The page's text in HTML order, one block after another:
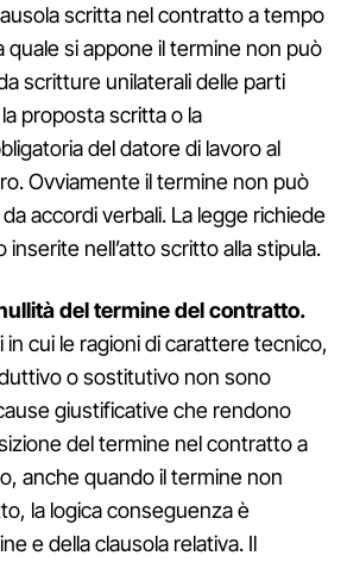
scritta nel contratto a tempo
quale si appone il termine non può
scritture unilaterali delle parti
proposta scritta o la
del datore di lavoro al
Ovviamente il termine non può
accordi verbali. La legge richiede
inserite nell’atto scritto alla stipula.
del termine del contratto.
in cui le ragioni di carattere tecnico,
o sostitutivo non sono
giustificative che rendono
del termine nel contratto a
anche quando il termine non
la logica conseguenza è
e della clausola relativa. Il